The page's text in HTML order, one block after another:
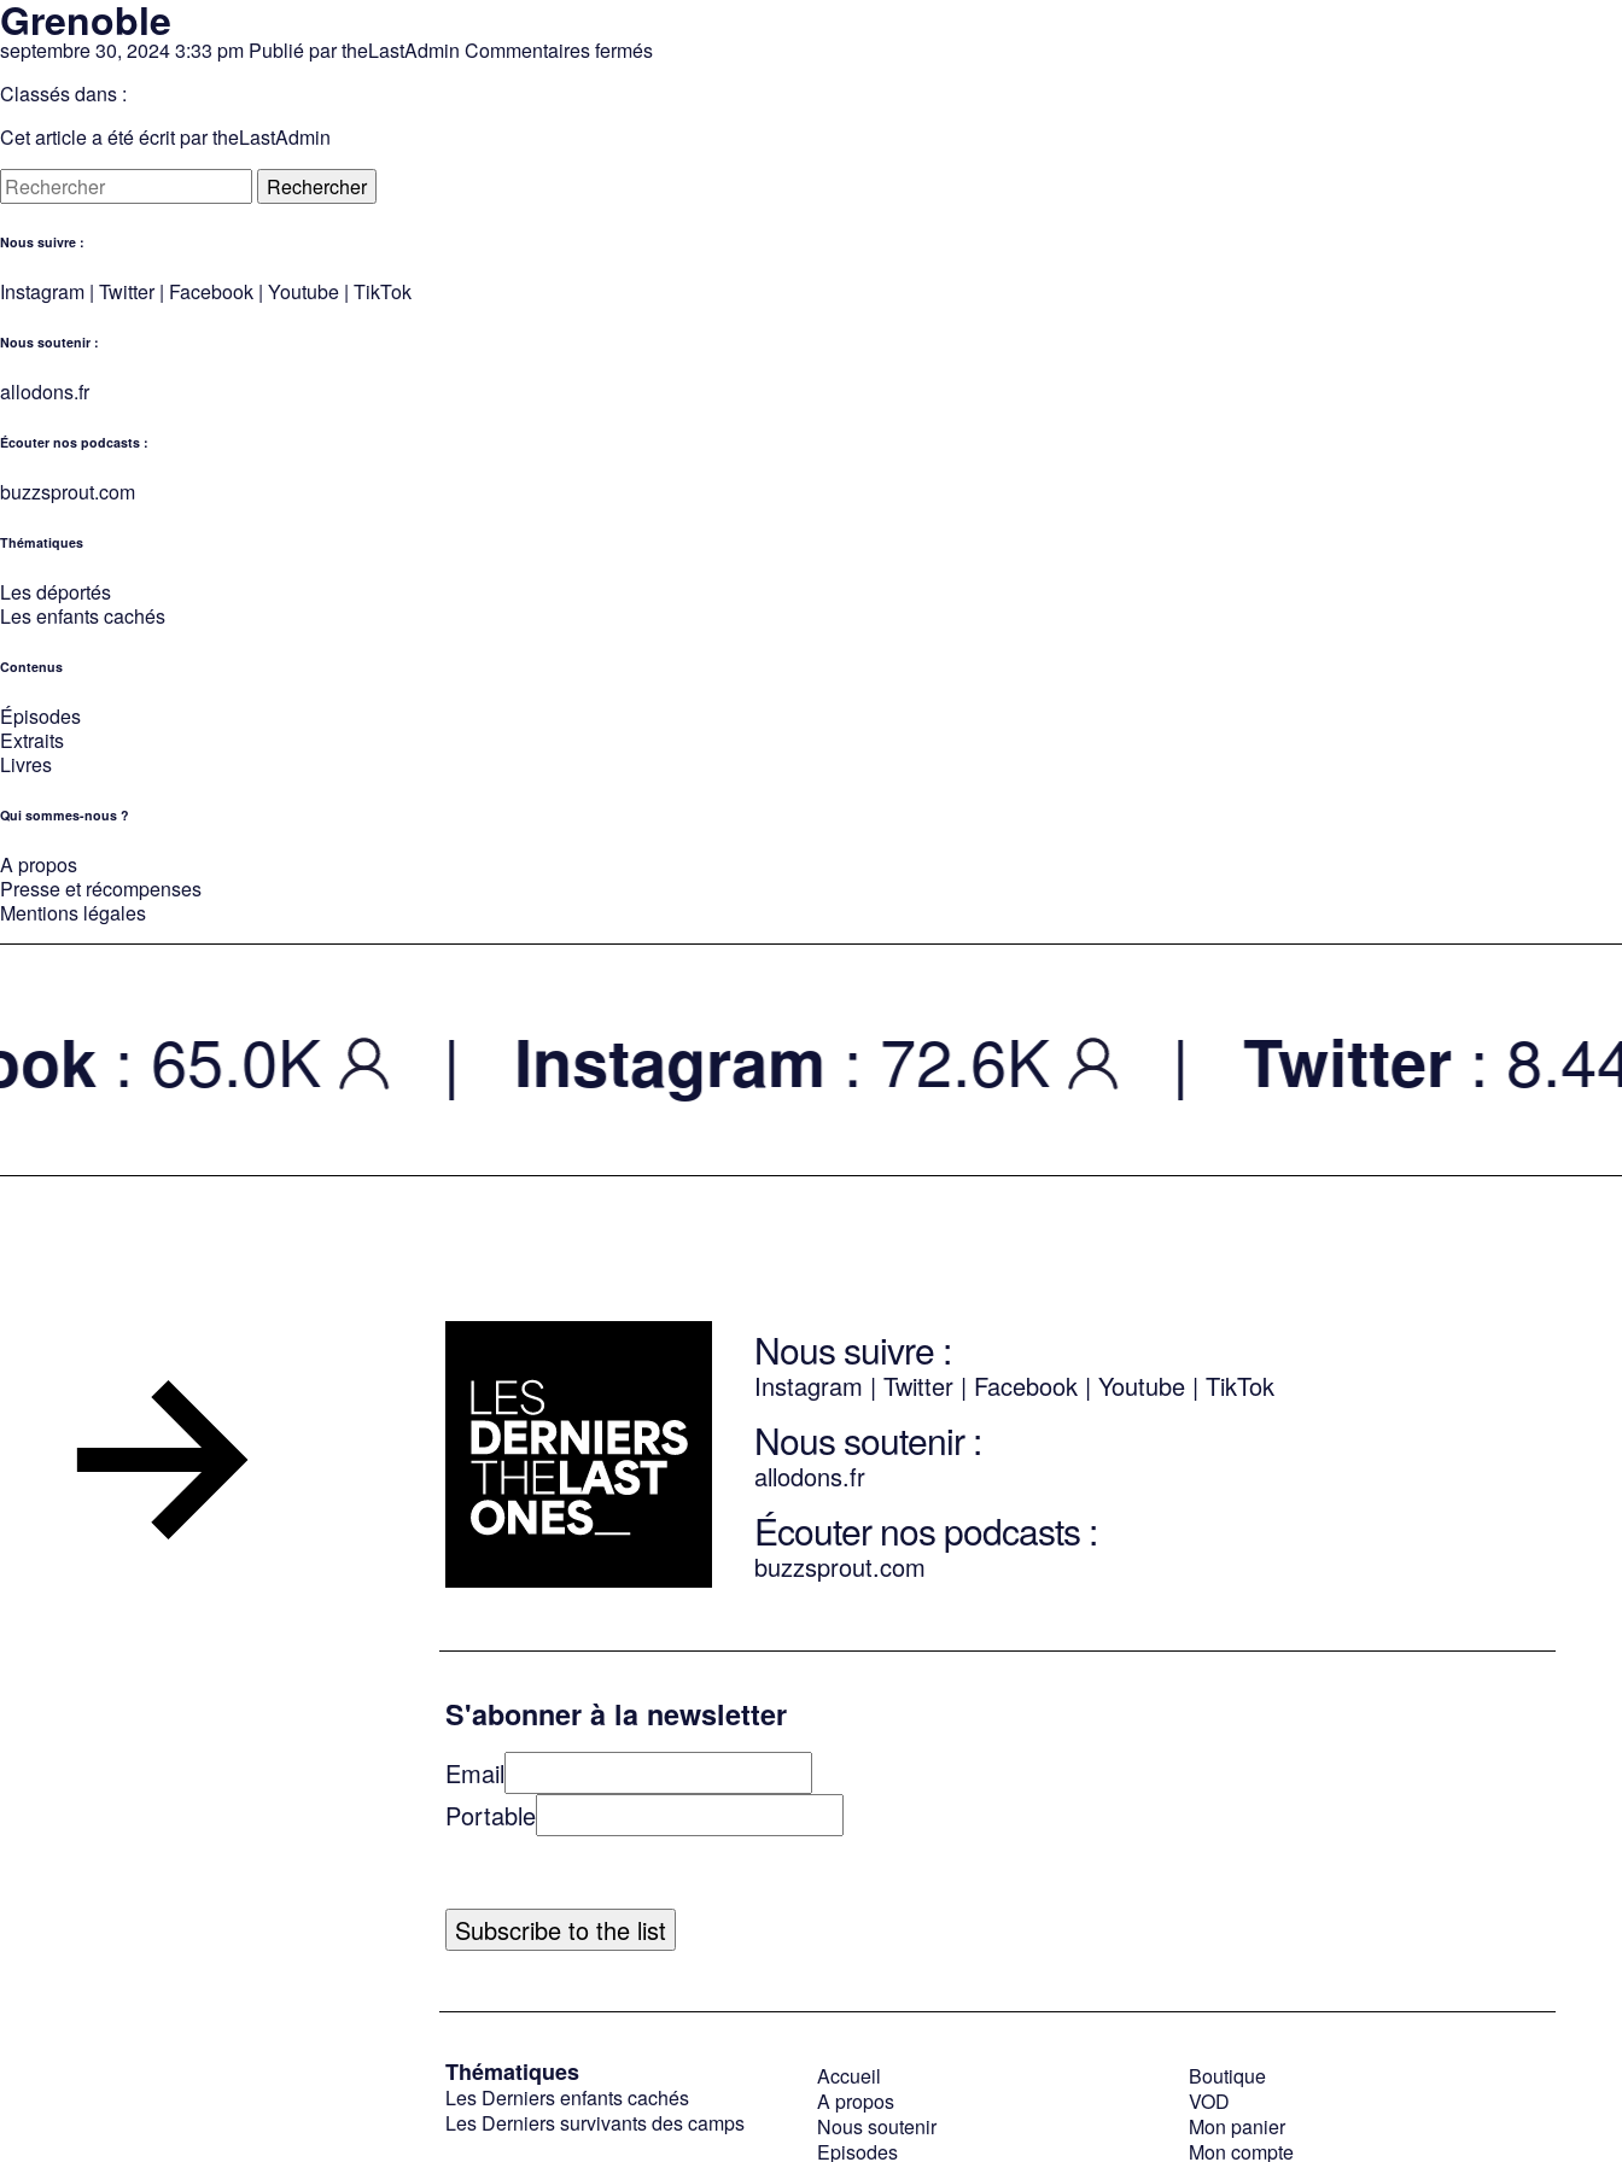
Grenoble
septembre 30, 2024 3:33 pm Publié partheLastAdmin Commentaires ferméssur
Classés dans :
Cet article a été écrit par theLastAdmin
Rechercher
Nous suivre :
Instagram | Twitter| Facebook | Youtube | TikTok
Nous soutenir :
allodons.fr
Écouter nos podcasts :
buzzsprout.com
Thématiques
Les déportés
Les enfants cachés
Contenus
Épisodes
Extraits
Livres
Qui sommes-nous ?
A propos
Presse et récompenses
Mentions légales
: 65.0K | Instagram: 72.6K | Twitter: 8.44K
Nous suivre :
Instagram | Twitter| Facebook | Youtube| TikTok
Nous soutenir :
allodons.fr
Écouter nos podcasts :
buzzsprout.com
S'abonner à la newsletter
Email
Portable
Thématiques
Les Derniers enfants cachés
Les Derniers survivants des camps
Accueil
A propos
Nous soutenir
Episodes
Boutique
VOD
Mon panier
Mon compte